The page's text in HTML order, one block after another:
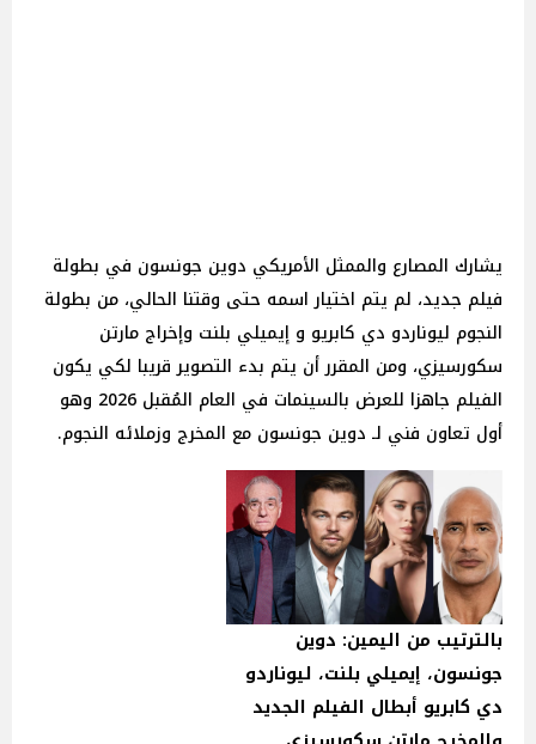
يشارك المصارع والممثل الأمريكي دوين جونسون في بطولة
فيلم جديد، لم يتم اختيار اسمه حتى وقتنا الحالي، من بطولة
النجوم ليوناردو دي كابريو و إيميلي بلنت وإخراج مارتن
سكورسيزي، ومن المقرر أن يتم بدء التصوير قريبا لكي يكون
الفيلم جاهزا للعرض بالسينمات في العام المُقبل 2026 وهو
أول تعاون فني لـ دوين جونسون مع المخرج وزملائه النجوم.
بالترتيب من اليمين: دوين
جونسون، إيميلي بلنت، ليوناردو
دي كابريو أبطال الفيلم الجديد